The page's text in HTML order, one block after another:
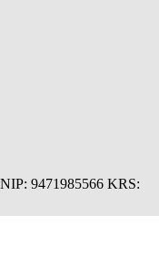
9471985566 KRS: